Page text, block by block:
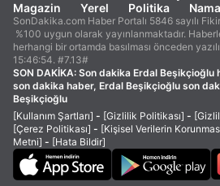
Magazin
Yerel Politika
SonDakika.com Haber Portalı 5846 sayılı
%100 uygun olarak yayınlanmaktadır.
herhangi bir ortamda basılması önceden
15:46:54. #7.13#
SON DAKİKA: Son dakika Erdal Beşikçioğlu
son dakika haber, Erdal Beşikçioğlu son
Beşikçioğlu
[Kullanım Şartları] - [Gizlilik Politikası] -
[Çerez Politikası] - [Kişisel Verilerin
Metni] - [Hata Bildir]